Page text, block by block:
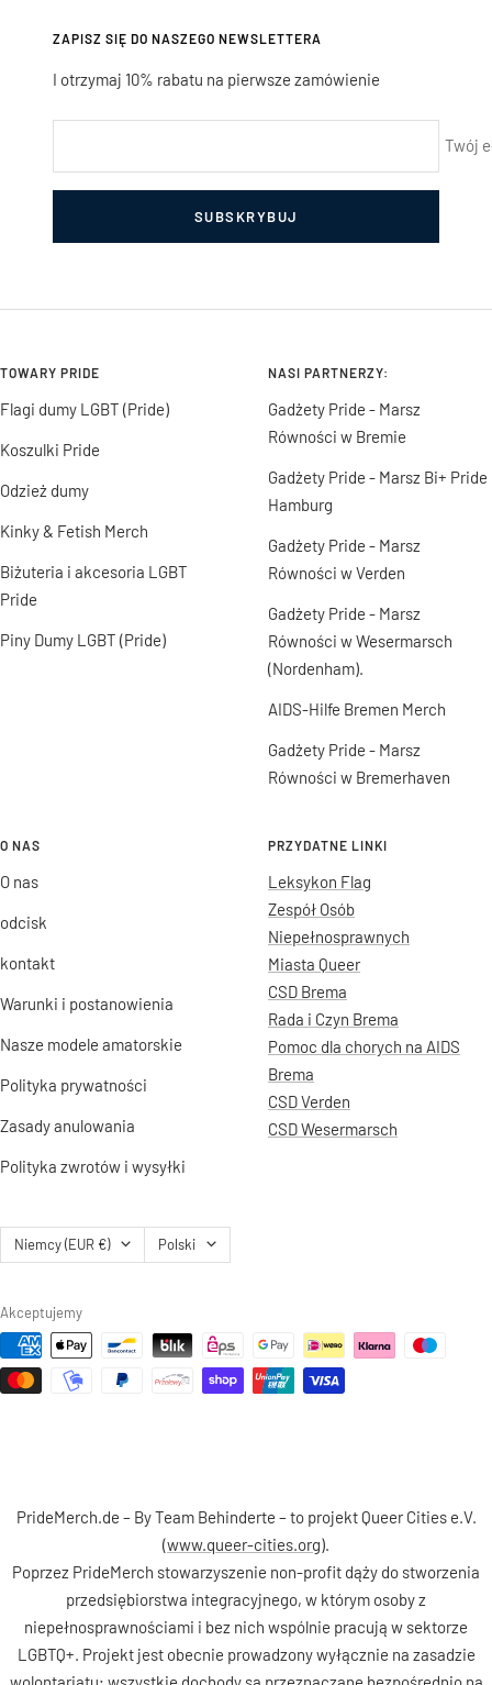
ZAPISZ SIĘ DO NASZEGO NEWSLETTERA
I otrzymaj 10% rabatu na pierwsze zamówienie
Twój
SUBSKRYBUJ
TOWARY PRIDE
Flagi dumy LGBT (Pride)
Koszulki Pride
Odzież dumy
Kinky & Fetish Merch
Biżuteria i akcesoria LGBT
Pride
Piny Dumy LGBT (Pride)
NASI PARTNERZY:
Gadżety Pride - Marsz
Równości w Bremie
Gadżety Pride - Marsz Bi+ Pride
Hamburg
Gadżety Pride - Marsz
Równości w Verden
Gadżety Pride - Marsz
Równości w Wesermarsch
(Nordenham).
AIDS-Hilfe Bremen Merch
Gadżety Pride - Marsz
Równości w Bremerhaven
O NAS
O nas
odcisk
kontakt
Warunki i postanowienia
Nasze modele amatorskie
Polityka prywatności
Zasady anulowania
Polityka zwrotów i wysyłki
PRZYDATNE LINKI
Leksykon Flag
Zespół Osób
Niepełnosprawnych
Miasta Queer
CSD Brema
Rada i Czyn Brema
Pomoc dla chorych na AIDS
Brema
CSD Verden
CSD Wesermarsch
Kraj/region
Niemcy (EUR €) Język
Polski
Akceptujemy
PrideMerch.de – By Team Behinderte – to projekt Queer Cities e.V.
(www.queer-cities.org).
Poprzez PrideMerch stowarzyszenie non-profit dąży do stworzenia
przedsiębiorstwa integracyjnego, w którym osoby z
niepełnosprawnościami i bez nich wspólnie pracują w sektorze
LGBTQ+. Projekt jest obecnie prowadzony wyłącznie na zasadzie